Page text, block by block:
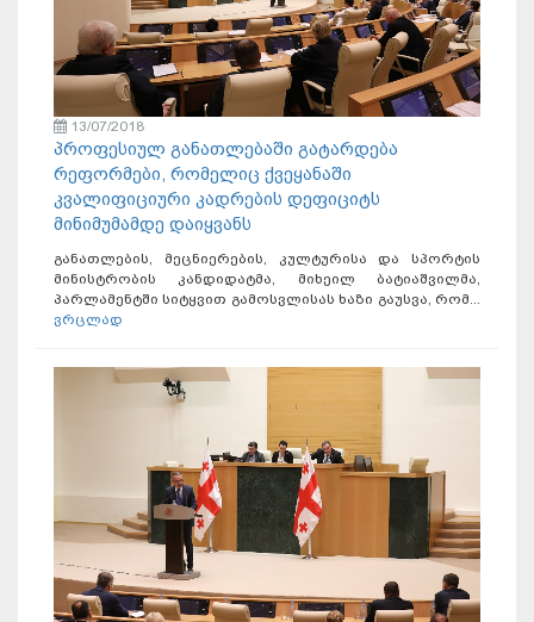
13/07/2018
პროფესიულ განათლებაში გატარდება
რეფორმები, რომელიც ქვეყანაში
კვალიფიციური კადრების დეფიციტს
მინიმუმამდე დაიყვანს
განათლების, მეცნიერების, კულტურისა და სპორტის
მინისტრობის კანდიდატმა, მიხეილ ბატიაშვილმა,
პარლამენტში სიტყვით გამოსვლისას ხაზი გაუსვა, რომ...
ვრცლად